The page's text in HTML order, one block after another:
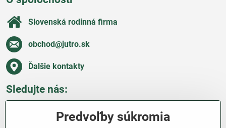
Slovenská rodinná firma
obchod​@jutro​.sk
Ďalšie kontakty
Sledujte nás:
Predvoľby súkromia